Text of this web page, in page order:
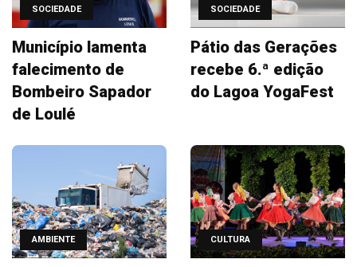
SOCIEDADE
Município lamenta
falecimento de
Bombeiro Sapador
de Loulé
SOCIEDADE
Pátio das Gerações
recebe 6.ª edição
do Lagoa YogaFest
AMBIENTE CULTURA